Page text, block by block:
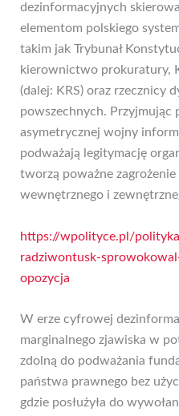
dezinformacyjnych
elementom polskiego
takim jak Trybunał
kierownictwo prokuratury,
(dalej: KRS) oraz rzecznicy
powszechnych. Przyjmując
asymetrycznej wojny
podważają legitymację
tworzą poważne
wewnętrznego i
https://wpolityce.pl/
radziwontusk-
opozycja
W erze cyfrowej
marginalnego zjawiska w
zdolną do podważania
państwa prawnego bez
gdzie posłużyła do